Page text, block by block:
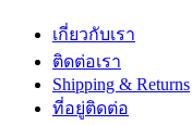
เกี่ยวกับเรา
ติดต่อเรา
Shipping & Returns
ที่อยู่ติดต่อ